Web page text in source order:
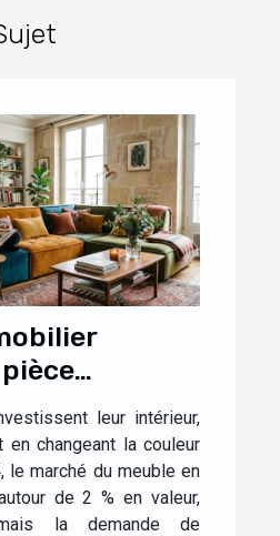
intérieur
leur intérieur,
changeant la couleur
le marché du meuble en
de 2 % en valeur,
la demande de